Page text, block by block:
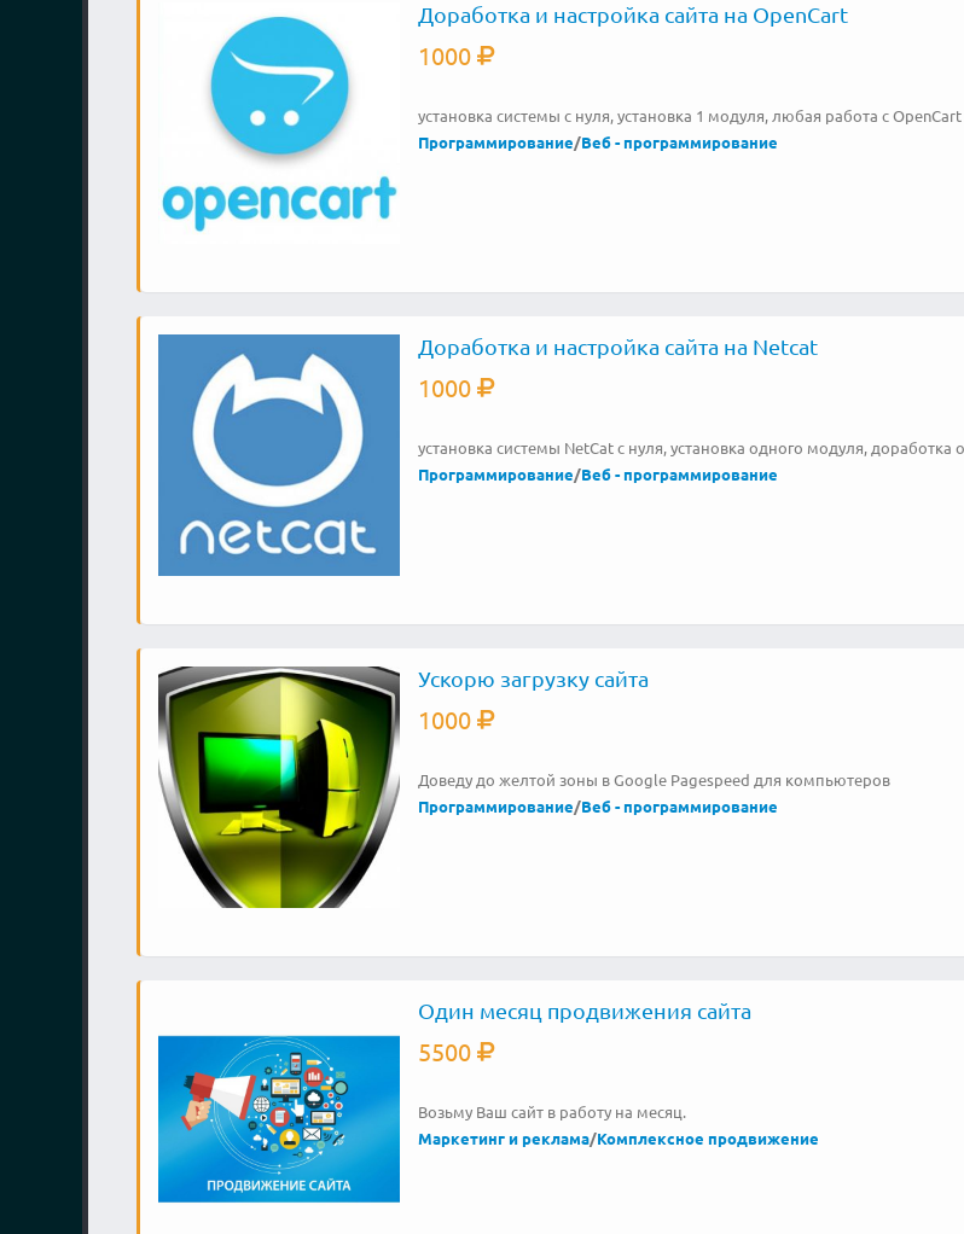
Доработка и настройка сайта на OpenCart
1000
установка системы с нуля, установка 1 модуля, любая работа с OpenCart
Программирование/Веб - программирование
Доработка и настройка сайта на Netcat
1000
установка системы NetCat с нуля, установка одного модуля, доработка
Программирование/Веб - программирование
Ускорю загрузку сайта
1000
Доведу до желтой зоны в Google Pagespeed для компьютеров
Программирование/Веб - программирование
Один месяц продвижения сайта
5500
Возьму Ваш сайт в работу на месяц.
Маркетинг и реклама/Комплексное продвижение